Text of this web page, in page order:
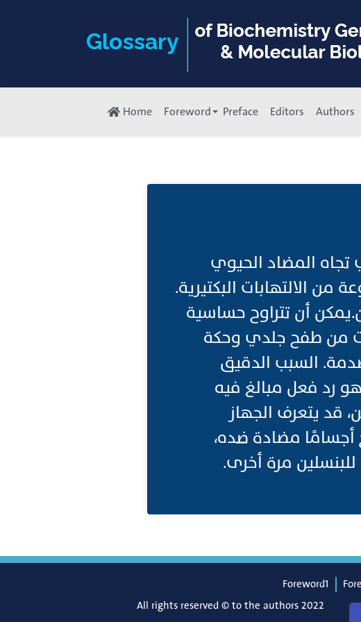
Home Foreword Preface Editors Authors
المضاد الحيوي
الالتهابات البكتيرية.
أن تتراوح حساسية
من طفح جلدي وحكة
السبب الدقيق
رد فعل مبالغ فيه
قد يتعرف الجهاز
أجسامًا مضادة ضده،
مرة أخرى.
Foreword1
All rights reserved © to the authors 2022